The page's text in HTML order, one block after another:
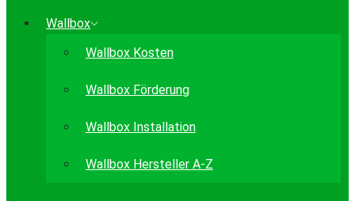
Wallbox
Wallbox Kosten
Wallbox Förderung
Wallbox Installation
Wallbox Hersteller A-Z